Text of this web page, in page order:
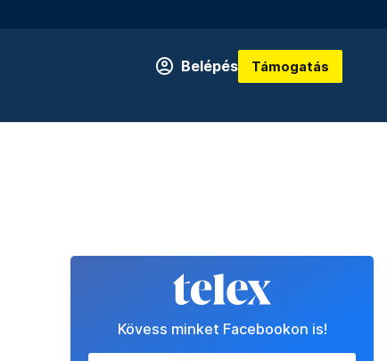
Belépés Támogatás
Kövess minket Facebookon is!